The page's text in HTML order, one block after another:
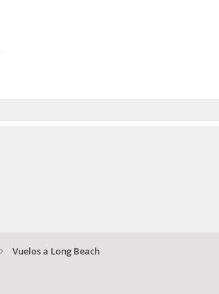
Vuelos a Long Beach